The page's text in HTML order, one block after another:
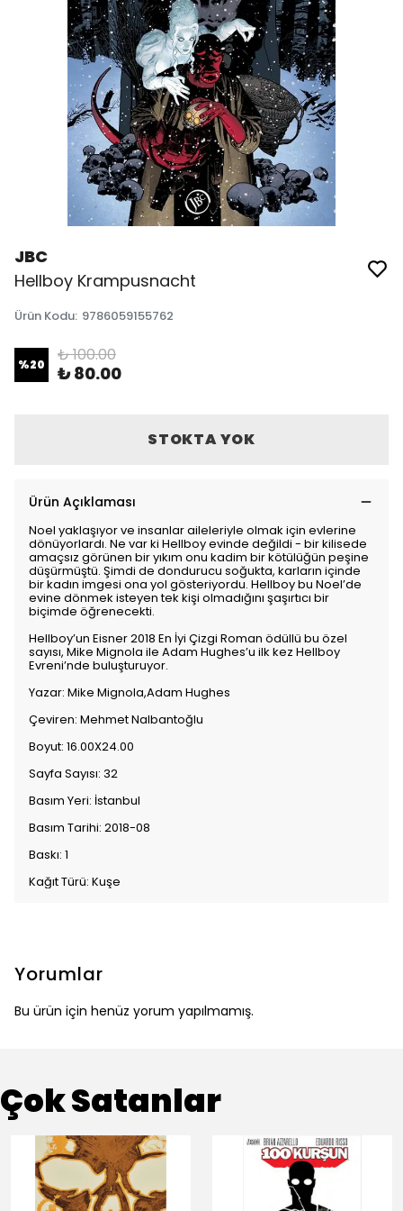
JBC
Hellboy Krampusnacht
Ürün Kodu: 9786059155762
%20 ₺ 100.00
₺ 80.00
STOKTA YOK
Ürün Açıklaması
Noel yaklaşıyor ve insanlar aileleriyle olmak için evlerine
dönüyorlardı. Ne var ki Hellboy evinde değildi - bir kilisede
amaçsız görünen bir yıkım onu kadim bir kötülüğün peşine
düşürmüştü. Şimdi de dondurucu soğukta, karların içinde
bir kadın imgesi ona yol gösteriyordu. Hellboy bu Noel’de
evine dönmek isteyen tek kişi olmadığını şaşırtıcı bir
biçimde öğrenecekti.
Hellboy’un Eisner 2018 En İyi Çizgi Roman ödüllü bu özel
sayısı, Mike Mignola ile Adam Hughes’u ilk kez Hellboy
Evreni’nde buluşturuyor.
Yazar: Mike Mignola,Adam Hughes
Çeviren: Mehmet Nalbantoğlu
Boyut: 16.00X24.00
Sayfa Sayısı: 32
Basım Yeri: İstanbul
Basım Tarihi: 2018-08
Baskı: 1
Kağıt Türü: Kuşe
Yorumlar
Bu ürün için henüz yorum yapılmamış.
Çok Satanlar